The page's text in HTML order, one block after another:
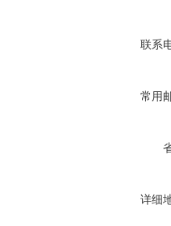
联系
常用
详细